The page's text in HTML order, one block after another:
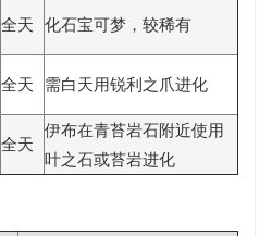
全天 化石宝可梦，较稀有
全天 需白天用锐利之爪进化
全天
伊布在青苔岩石附近使用
叶之石或苔岩进化